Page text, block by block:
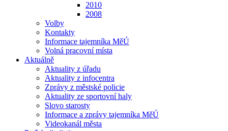
2010
2008
Volby
Kontakty
Informace tajemníka MěÚ
Volná pracovní místa
Aktuálně
Aktuality z úřadu
Aktuality z infocentra
Zprávy z městské policie
Aktuality ze sportovní haly
Slovo starosty
Informace a zprávy tajemníka MěÚ
Videokanál města